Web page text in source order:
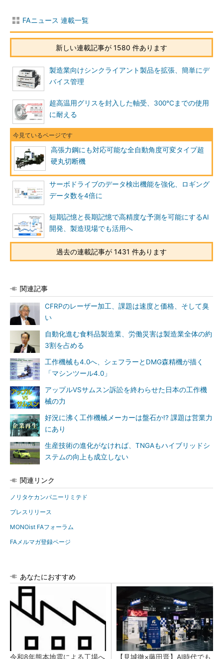
FAニュース 連載一覧
新しい連載記事が 1580 件あります
製造業向けシンクライアント製品を拡張、簡単にデ
バイス管理
超高温用グリスを封入した軸受、300℃までの使用
に耐える
高張力鋼にも対応可能な全自動角度可変タイプ超
硬丸切断機
サーボドライブのデータ検出機能を強化、ロギング
データ数を4倍に
短期記憶と長期記憶で高精度な予測を可能にするAI
開発、製造現場でも活用へ
過去の連載記事が 1431 件あります
関連記事
CFRPのレーザー加工、課題は速度と価格、そして臭
い
自動化進む食料品製造業、労働災害は製造業全体の約
3割を占める
工作機械も4.0へ、シェフラーとDMG森精機が描く
「マシンツール4.0」
アップルVSサムスン訴訟を終わらせた日本の工作機
械の力
好況に沸く工作機械メーカーは盤石か!? 課題は営業力
にあり
生産技術の進化がなければ、TNGAもハイブリッドシ
ステムの向上も成立しない
関連リンク
ノリタケカンパニーリミテド
プレスリリース
MONOist FAフォーラム
FAメルマガ登録ページ
あなたにおすすめ
令和8年熊本地震による工場へ 【見城徹×藤田晋】AI時代でも